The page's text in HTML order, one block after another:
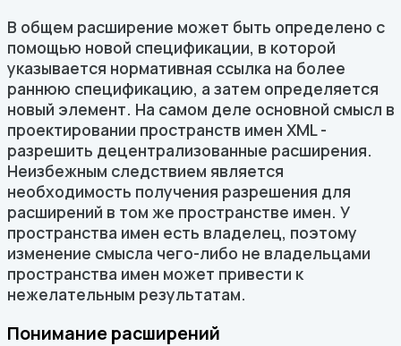
В общем расширение может быть определено с
помощью новой спецификации, в которой
указывается нормативная ссылка на более
раннюю спецификацию, а затем определяется
новый элемент. На самом деле основной смысл в
проектировании пространств имен XML -
разрешить децентрализованные расширения.
Неизбежным следствием является
необходимость получения разрешения для
расширений в том же пространстве имен. У
пространства имен есть владелец, поэтому
изменение смысла чего-либо не владельцами
пространства имен может привести к
нежелательным результатам.
Понимание расширений